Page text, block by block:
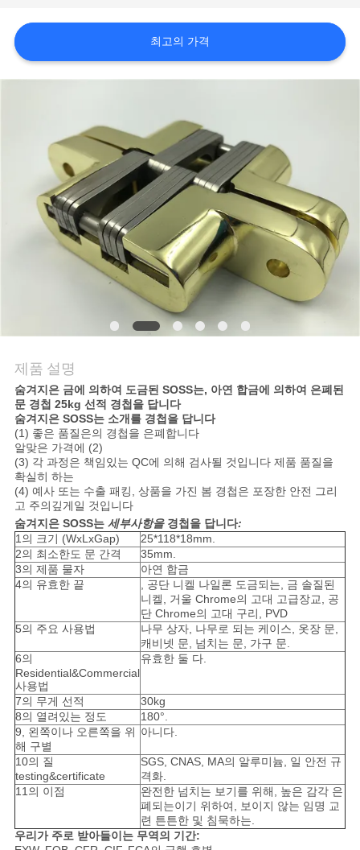
질
관
스
경
우
사
이
트
맵
PRIVACY
POLICY
최고의 가격
제품 설명
숨겨지은 금에 의하여 도금된 SOSS는, 아연 합금에 의하여 은폐된
문 경첩 25kg 선적 경첩을 답니다
숨겨지은 SOSS는 소개를 경첩을 답니다
(1) 좋은 품질은의 경첩을 은폐합니다
알맞은 가격에 (2)
(3) 각 과정은 책임있는 QC에 의해 검사될 것입니다 제품 품질을
확실히 하는
(4) 예사 또는 수출 패킹, 상품을 가진 봄 경첩은 포장한 안전 그리
고 주의깊게일 것입니다
숨겨지은 SOSS는 세부사항을경첩을 답니다:
1의 크기 (WxLxGap)
25*118*18mm.
2의 최소한도 문 간격
35mm.
3의 제품 물자
아연 합금
4의 유효한 끝
, 공단 니켈 나일론 도금되는, 금 솔질된
니켈, 거울 Chrome의 고대 고급장교, 공
단 Chrome의 고대 구리, PVD
5의 주요 사용법
나무 상자, 나무로 되는 케이스, 옷장 문,
캐비넷 문, 넘치는 문, 가구 문.
6의
Residential&Commercial
사용법
유효한 둘 다.
7의 무게 선적
30kg
8의 열려있는 정도
180°.
9, 왼쪽이나 오른쪽을 위
해 구별
아니다.
10의 질
testing&certificate
SGS, CNAS, MA의 알루미늄, 일 안전 규
격화.
11의 이점
완전한 넘치는 보기를 위해, 높은 감각 은
폐되는이기 위하여, 보이지 않는 임명 교
련 튼튼한 및 침묵하는.
우리가 주로 받아들이는 무역의 기간: